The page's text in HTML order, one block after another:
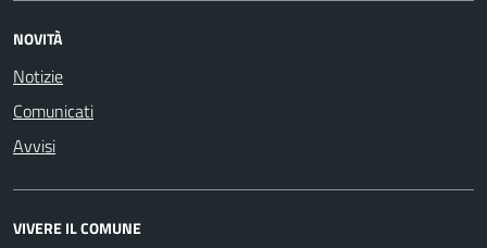
NOVITÀ
Notizie
Comunicati
Avvisi
VIVERE IL COMUNE